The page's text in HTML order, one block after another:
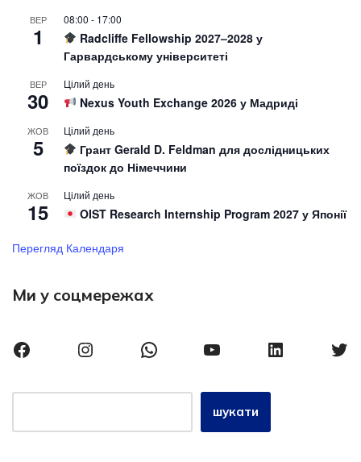
ВЕР
1
08:00 - 17:00
Radcliffe Fellowship 2027–2028 у
Гарвардському університеті
ВЕР
30
Цілий день
Nexus Youth Exchange 2026 у Мадриді
ЖОВ
5
Цілий день
Грант Gerald D. Feldman для дослідницьких
поїздок до Німеччини
ЖОВ
15
Цілий день
OIST Research Internship Program 2027 у Японії
Перегляд Календаря
Ми у соцмережах
шукати